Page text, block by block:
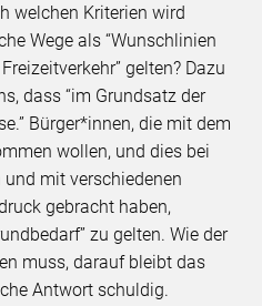
welchen Kriterien wird
Wege als “Wunschlinien
gelten? Dazu
dass “im Grundsatz der
Bürger*innen, die mit dem
wollen, und dies bei
mit verschiedenen
gebracht haben,
zu gelten. Wie der
muss, darauf bleibt das
Antwort schuldig.